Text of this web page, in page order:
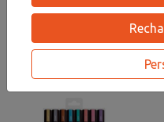
PRODUCTOS